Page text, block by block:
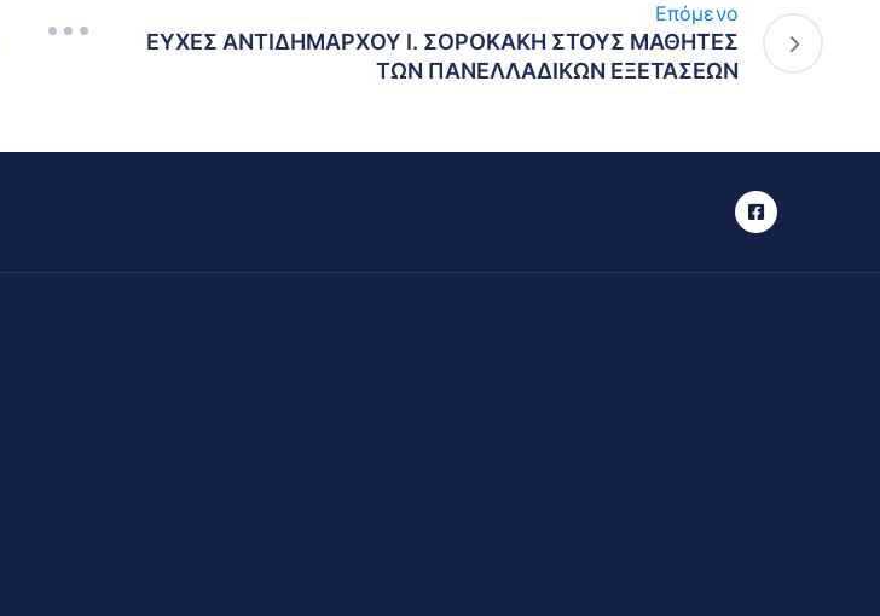
Επόμενο
ΕΥΧΕΣ ΑΝΤΙΔΗΜΑΡΧΟΥ Ι. ΣΟΡΟΚΑΚΗ ΣΤΟΥΣ ΜΑΘΗΤΕΣ
ΤΩΝ ΠΑΝΕΛΛΑΔΙΚΩΝ ΕΞΕΤΑΣΕΩΝ